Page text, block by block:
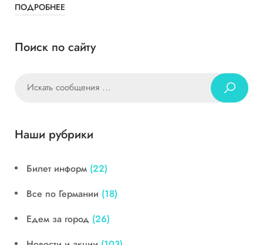
ПОДРОБНЕЕ
Поиск по сайту
Наши рубрики
Билет информ (22)
Все по Германии (18)
Едем за город (26)